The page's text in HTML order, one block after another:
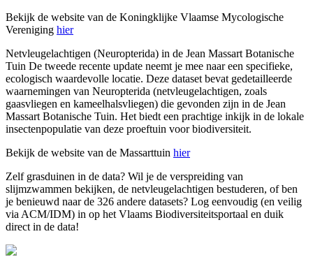
Bekijk de website van de Koningklijke Vlaamse Mycologische
Vereniging hier
Netvleugelachtigen (Neuropterida) in de Jean Massart Botanische
Tuin De tweede recente update neemt je mee naar een specifieke,
ecologisch waardevolle locatie. Deze dataset bevat gedetailleerde
waarnemingen van Neuropterida (netvleugelachtigen, zoals
gaasvliegen en kameelhalsvliegen) die gevonden zijn in de Jean
Massart Botanische Tuin. Het biedt een prachtige inkijk in de lokale
insectenpopulatie van deze proeftuin voor biodiversiteit.
Bekijk de website van de Massarttuin hier
Zelf grasduinen in de data? Wil je de verspreiding van
slijmzwammen bekijken, de netvleugelachtigen bestuderen, of ben
je benieuwd naar de 326 andere datasets? Log eenvoudig (en veilig
via ACM/IDM) in op het Vlaams Biodiversiteitsportaal en duik
direct in de data!